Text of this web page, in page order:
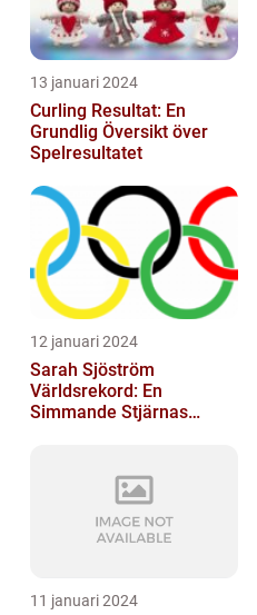
13 januari 2024
Curling Resultat: En
Grundlig Översikt över
Spelresultatet
12 januari 2024
Sarah Sjöström
Världsrekord: En
Simmande Stjärnas
11 januari 2024